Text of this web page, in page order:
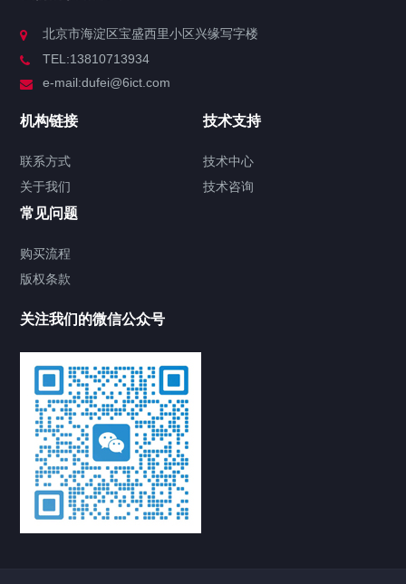
北京市海淀区宝盛西里小区兴缘写字楼
TEL:13810713934
e-mail:dufei@6ict.com
机构链接
联系方式
关于我们
技术支持
技术中心
技术咨询
常见问题
购买流程
版权条款
关注我们的微信公众号